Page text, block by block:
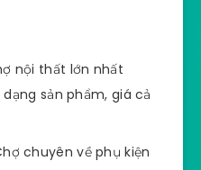
nội thất lớn nhất
sản phẩm, giá cả
chuyên về phụ kiện